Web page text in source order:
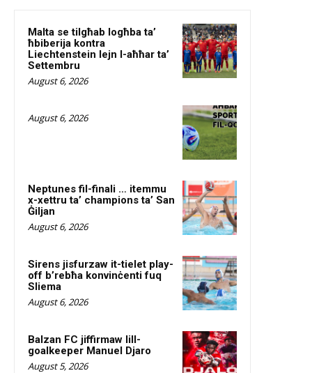
Malta se tilgħab logħba ta’
ħbiberija kontra
Liechtenstein lejn l-aħħar ta’
Settembru
August 6, 2026
August 6, 2026
Neptunes fil-finali … itemmu
x-xettru ta’ champions ta’ San
Ġiljan
August 6, 2026
Sirens jisfurzaw it-tielet play-
off b’rebħa konvinċenti fuq
Sliema
August 6, 2026
Balzan FC jiffirmaw lill-
goalkeeper Manuel Djaro
August 5, 2026